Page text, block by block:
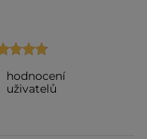
hodnocení
uživatelů